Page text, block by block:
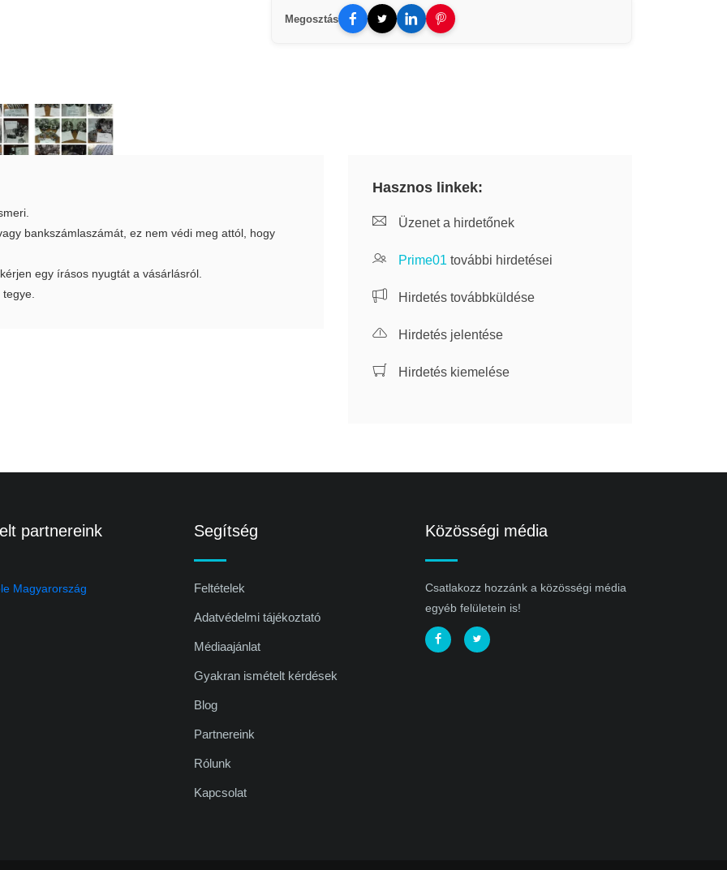
Megosztás
bankszámlaszámát, ez nem védi meg attól, hogy
egy írásos nyugtát a vásárlásról.
Hasznos linkek:
Üzenet a hirdetőnek
Prime01 további hirdetései
Hirdetés továbbküldése
Hirdetés jelentése
Hirdetés kiemelése
partnereink Segítség
Feltételek
Adatvédelmi tájékoztató
Médiaajánlat
Gyakran ismételt kérdések
Blog
Partnereink
Rólunk
Kapcsolat
Közösségi média
Csatlakozz hozzánk a közösségi média
egyéb felületein is!